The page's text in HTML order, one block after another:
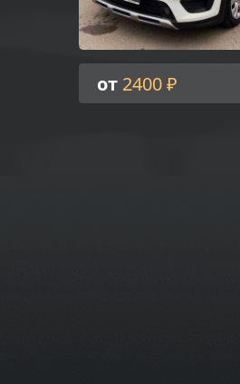
от 2400 ₽